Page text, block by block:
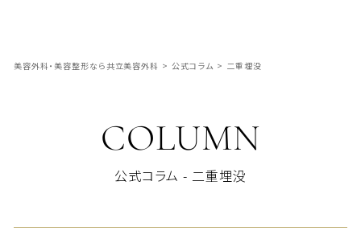
美容外科・美容整形なら共立美容外科 > 公式コラム > 二重埋没
COLUMN
公式コラム - 二重埋没